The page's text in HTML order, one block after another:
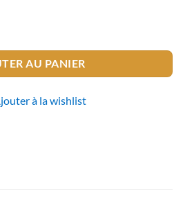
AU PANIER
à la wishlist